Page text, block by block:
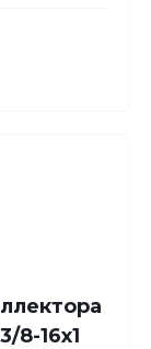
8-16х1